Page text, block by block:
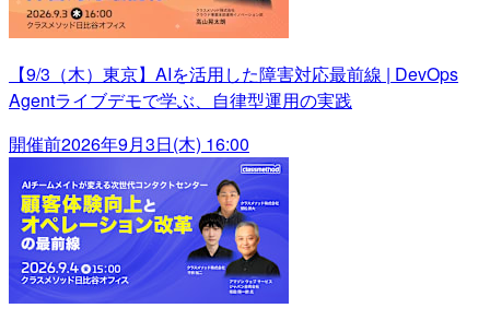
【9/3（木）東京】AIを活用した障害対応最前線 | DevOps
Agentライブデモで学ぶ、自律型運用の実践
開催前2026年9月3日(木) 16:00